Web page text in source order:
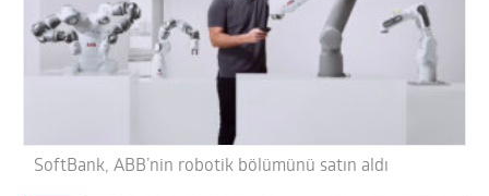
SoftBank, ABB’nin robotik bölümünü satın aldı